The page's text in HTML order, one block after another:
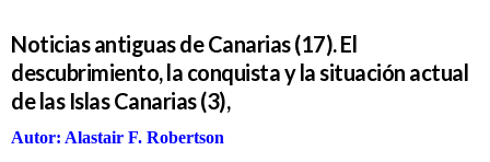
Noticias antiguas de Canarias (17). El
descubrimiento, la conquista y la situación actual
de las Islas Canarias (3),
Autor: Alastair F. Robertson